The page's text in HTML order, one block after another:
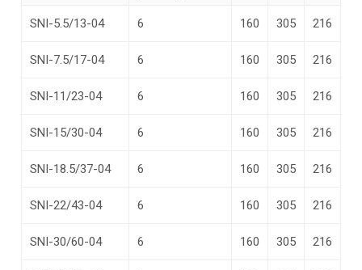
SNI-5.5/13-04 6 160 305 216
SNI-7.5/17-04 6 160 305 216
SNI-11/23-04 6 160 305 216
SNI-15/30-04 6 160 305 216
SNI-18.5/37-04 6 160 305 216
SNI-22/43-04 6 160 305 216
SNI-30/60-04 6 160 305 216